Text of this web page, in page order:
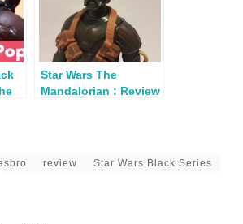
Star Wars The
Mandalorian : Review
review
Star Wars Black Series